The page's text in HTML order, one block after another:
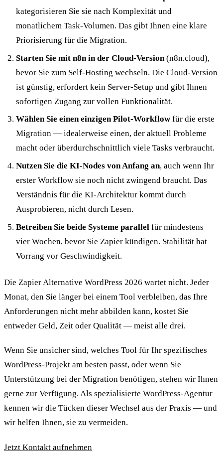
kategorisieren Sie sie nach Komplexität und
monatlichem Task-Volumen. Das gibt Ihnen eine klare
Priorisierung für die Migration.
Starten Sie mit n8n in der Cloud-Version(n8n.cloud),
bevor Sie zum Self-Hosting wechseln. Die Cloud-Version
ist günstig, erfordert kein Server-Setup und gibt Ihnen
sofortigen Zugang zur vollen Funktionalität.
Wählen Sie einen einzigen Pilot-Workflowfür die erste
Migration — idealerweise einen, der aktuell Probleme
macht oder überdurchschnittlich viele Tasks verbraucht.
Nutzen Sie die KI-Nodes von Anfang an, auch wenn Ihr
erster Workflow sie noch nicht zwingend braucht. Das
Verständnis für die KI-Architektur kommt durch
Ausprobieren, nicht durch Lesen.
Betreiben Sie beide Systeme parallelfür mindestens
vier Wochen, bevor Sie Zapier kündigen. Stabilität hat
Vorrang vor Geschwindigkeit.
Die Zapier Alternative WordPress 2026 wartet nicht. Jeder
Monat, den Sie länger bei einem Tool verbleiben, das Ihre
Anforderungen nicht mehr abbilden kann, kostet Sie
entweder Geld, Zeit oder Qualität — meist alle drei.
Wenn Sie unsicher sind, welches Tool für Ihr spezifisches
WordPress-Projekt am besten passt, oder wenn Sie
Unterstützung bei der Migration benötigen, stehen wir Ihnen
gerne zur Verfügung. Als spezialisierte WordPress-Agentur
kennen wir die Tücken dieser Wechsel aus der Praxis — und
wir helfen Ihnen, sie zu vermeiden.
Jetzt Kontakt aufnehmen